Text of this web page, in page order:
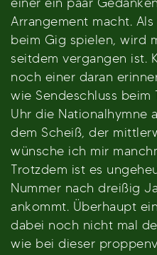
Arrangement macht.
beim Gig spielen, wird
seitdem vergangen ist.
noch einer daran
wie Sendeschluss beim
Uhr die Nationalhymne
dem Scheiß, der
wünsche ich mir
Trotzdem ist es
Nummer nach dreißig
ankommt. Überhaupt
dabei noch nicht mal
wie bei dieser